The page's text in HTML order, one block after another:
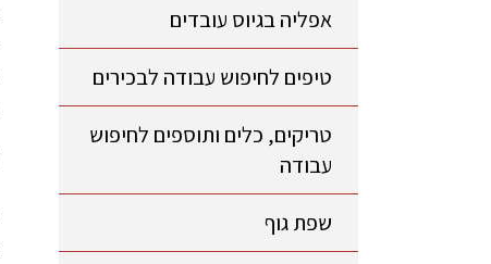
אפליה בגיוס עובדים
טיפים לחיפוש עבודה לבכירים
טריקים, כלים ותוספים לחיפוש
עבודה
שפת גוף